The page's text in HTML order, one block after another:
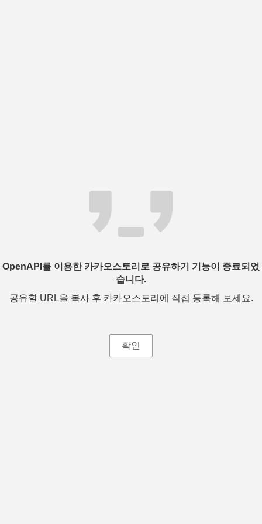
OpenAPI를 이용한 카카오스토리로 공유하기 기능이 종료되었
습니다.
공유할 URL을 복사 후 카카오스토리에 직접 등록해 보세요.
확인